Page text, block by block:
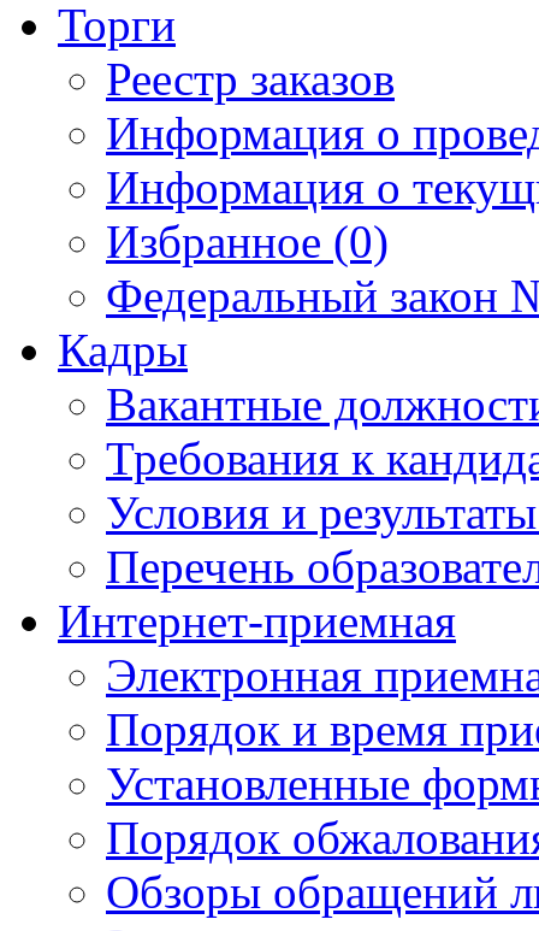
Торги
Реестр заказов
Информация о
Информация о
Избранное (0)
Федеральный закон
Кадры
Вакантные
Требования к
Условия и
Перечень
Интернет-приемная
Электронная
Порядок и время
Установленные
Порядок
Обзоры обращений